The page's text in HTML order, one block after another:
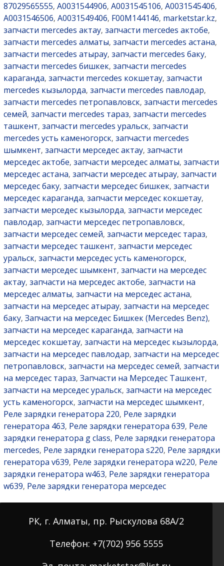
87029565555, A0031544906, A0031545106, A0031545406,
A0031546506, A0031549406, F00M144146, marketstar.kz,
запчасти mercedes актау, запчасти mercedes актобе,
запчасти mercedes алматы, запчасти mercedes астана,
запчасти mercedes атырау, запчасти mercedes баку,
запчасти mercedes бишкек, запчасти mercedes
караганда, запчасти mercedes кокшетау, запчасти
mercedes кызылорда, запчасти mercedes павлодар,
запчасти mercedes петропавловск, запчасти mercedes
семей, запчасти mercedes тараз, запчасти mercedes
ташкент, запчасти mercedes уральск, запчасти
mercedes усть каменогорск, запчасти mercedes
шымкент, запчасти мерседес актау, запчасти
мерседес актобе, запчасти мерседес алматы, запчасти
мерседес астана, запчасти мерседес атырау, запчасти
мерседес баку, запчасти мерседес бишкек, запчасти
мерседес караганда, запчасти мерседес кокшетау,
запчасти мерседес кызылорда, запчасти мерседес
павлодар, запчасти мерседес петропавловск,
запчасти мерседес семей, запчасти мерседес тараз,
запчасти мерседес ташкент, запчасти мерседес
уральск, запчасти мерседес усть каменогорск,
запчасти мерседес шымкент, запчасти на мерседес
актау, запчасти на мерседес актобе, запчасти на
мерседес алматы, запчасти на мерседес астана,
запчасти на мерседес атырау, запчасти на мерседес
баку, Запчасти на мерседес Бишкек (Mercedes Benz),
запчасти на мерседес караганда, запчасти на
мерседес кокшетау, запчасти на мерседес кызылорда,
запчасти на мерседес павлодар, запчасти на мерседес
петропавловск, запчасти на мерседес семей, запчасти
на мерседес тараз, Запчасти на Мерседес Ташкент,
запчасти на мерседес уральск, запчасти на мерседес
усть каменогорск, запчасти на мерседес шымкент,
Реле зарядки генератора 220, Реле зарядки
генератора 463, Реле зарядки генератора 639, Реле
зарядки генератора g class, Реле зарядки генератора
mercedes, Реле зарядки генератора s220, Реле зарядки
генератора v639, Реле зарядки генератора w220, Реле
зарядки генератора w463, Реле зарядки генератора
w639, Реле зарядки генератора мерседес
РК, г. Алматы, пр. Рыскулова 68А/2
Телефон: +7(702) 956 5555